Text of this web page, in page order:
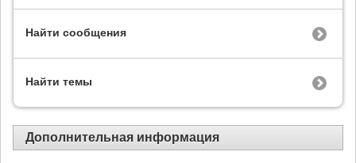
Найти сообщения
Найти темы
Дополнительная информация